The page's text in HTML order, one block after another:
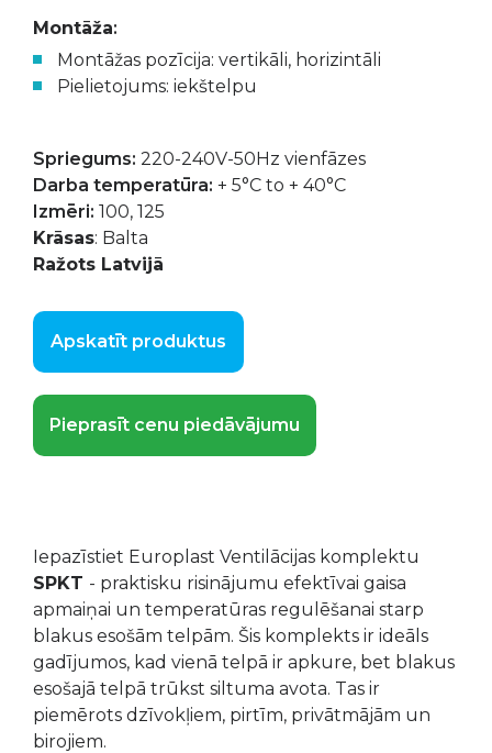
Montāža:
Montāžas pozīcija: vertikāli, horizintāli
Pielietojums: iekštelpu
Spriegums: 220-240V-50Hz vienfāzes
Darba temperatūra: + 5°C to + 40°C
Izmēri: 100, 125
Krāsas: Balta
Ražots Latvijā
Apskatīt produktus
Pieprasīt cenu piedāvājumu
Iepazīstiet Europlast Ventilācijas komplektu
SPKT - praktisku risinājumu efektīvai gaisa
apmaiņai un temperatūras regulēšanai starp
blakus esošām telpām. Šis komplekts ir ideāls
gadījumos, kad vienā telpā ir apkure, bet blakus
esošajā telpā trūkst siltuma avota. Tas ir
piemērots dzīvokļiem, pirtīm, privātmājām un
birojiem.